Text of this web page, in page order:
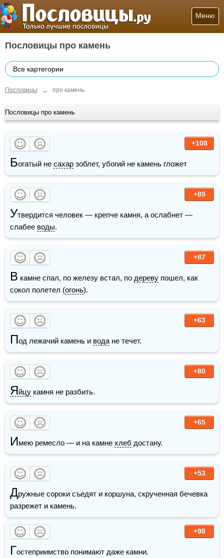
Меню
Пословицы про камень
Все картегории
Пословицы → про камень
Пословицы про камень
+108
Богатый не сахар зоблет, убогий не камень гложет
+89
Утвердится человек — крепче камня, а ослабнет —
слабее воды.
+87
В камне спал, по железу встал, по дереву пошел, как
сокол полетел (огонь).
+63
Под лежачий камень и вода не течет.
+80
Яйцу камня не разбить.
+65
Имею ремесло — и на камне хлеб достану.
+53
Дружные сороки съедят и коршуна, скрученная бечевка
разрежет и камень.
+98
Гостеприимство понимают даже камни.